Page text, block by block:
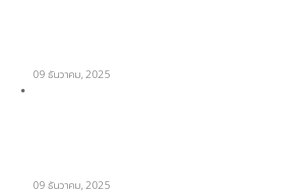
09 ธันวาคม, 2025
09 ธันวาคม, 2025